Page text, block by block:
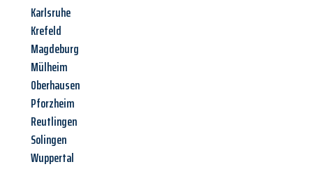
Karlsruhe
Krefeld
Magdeburg
Mülheim
Oberhausen
Pforzheim
Reutlingen
Solingen
Wuppertal